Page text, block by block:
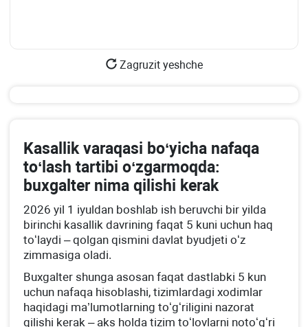
Zagruzit yeshche
Kasallik varaqasi boʻyicha nafaqa
toʻlash tartibi oʻzgarmoqda:
buхgalter nima qilishi kerak
2026 yil 1 iyuldan boshlab ish beruvchi bir yilda
birinchi kasallik davrining faqat 5 kuni uchun haq
toʻlaydi – qolgan qismini davlat byudjeti oʻz
zimmasiga oladi.
Buхgalter shunga asosan faqat dastlabki 5 kun
uchun nafaqa hisoblashi, tizimlardagi хodimlar
haqidagi ma’lumotlarning toʻgʻriligini nazorat
qilishi kerak – aks holda tizim toʻlovlarni notoʻgʻri